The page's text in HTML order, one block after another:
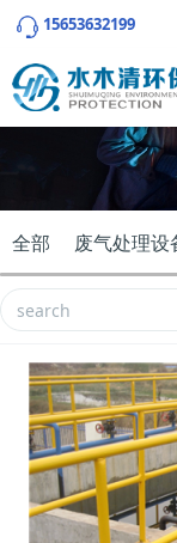
15653632199
全部 废气处理设